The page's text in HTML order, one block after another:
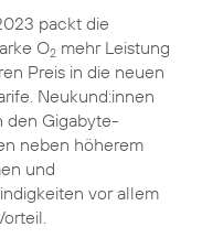
packt die
O2mehr Leistung
Preis in die neuen
Neukund:innen
den Gigabyte-
neben höherem
und
vor allem